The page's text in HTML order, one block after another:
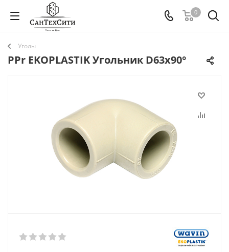
0
Уголы
PPr EKOPLASTIK Угольник D63х90°